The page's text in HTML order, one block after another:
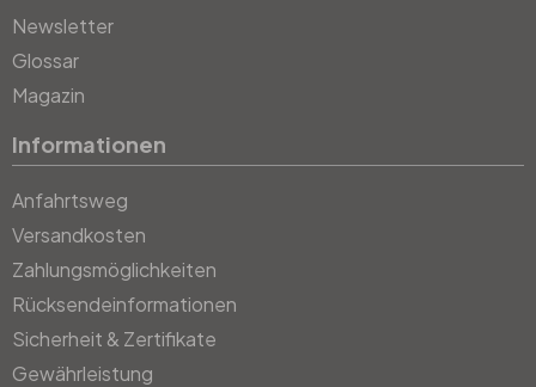
Newsletter
Glossar
Magazin
Informationen
Anfahrtsweg
Versandkosten
Zahlungsmöglichkeiten
Rücksendeinformationen
Sicherheit & Zertifikate
Gewährleistung